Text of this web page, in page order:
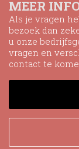
MEER
Als je vragen
bezoek dan
u onze
vragen en
contact te